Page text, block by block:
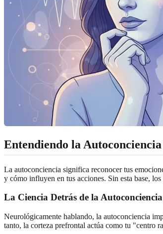
Entendiendo la
La autoconciencia significa reconocer tus
y cómo influyen en tus acciones. Sin esta base,
La Ciencia Detrás de la
Neurológicamente hablando, la autoconciencia
tanto, la corteza prefrontal actúa como tu "centro